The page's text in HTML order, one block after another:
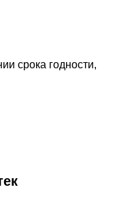
срока годности,